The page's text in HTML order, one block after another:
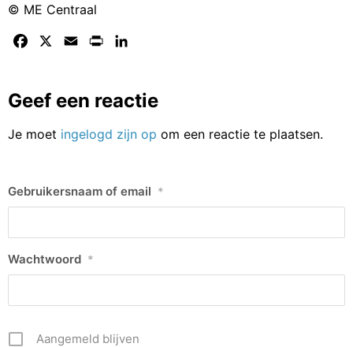
© ME Centraal
Facebook Email Print
Geef een reactie
Je moet ingelogd zijn op om een reactie te plaatsen.
Gebruikersnaam of email *
Wachtwoord *
Aangemeld blijven